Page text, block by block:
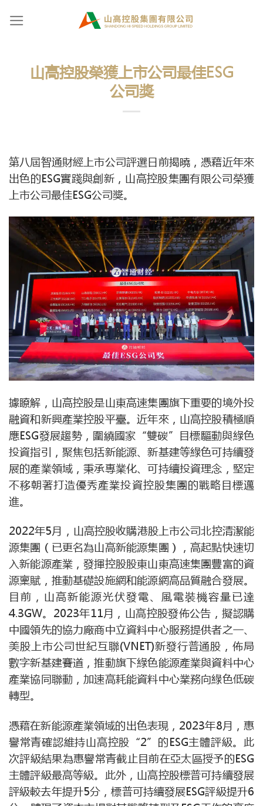
山高控股榮獲上市公司最佳ESG
公司獎
第八屆智通財經上市公司評選日前揭曉，憑藉近年來
出色的ESG實踐與創新，山高控股集團有限公司榮獲
上市公司最佳ESG公司獎。
據瞭解，山高控股是山東高速集團旗下重要的境外投
融資和新興產業控股平臺。近年來，山高控股積極順
應ESG發展趨勢，圍繞國家“雙碳”目標驅動與綠色
投資指引，聚焦包括新能源、新基建等綠色可持續發
展的產業領域，秉承專業化、可持續投資理念，堅定
不移朝著打造優秀產業投資控股集團的戰略目標邁
進。
2022年5月，山高控股收購港股上市公司北控清潔能
源集團（已更名為山高新能源集團），高起點快速切
入新能源產業，發揮控股股東山東高速集團豐富的資
源稟賦，推動基礎設施網和能源網高品質融合發展。
目前，山高新能源光伏發電、風電裝機容量已達
4.3GW。2023年11月，山高控股發佈公告，擬認購
中國領先的協力廠商中立資料中心服務提供者之一、
美股上市公司世紀互聯(VNET)新發行普通股，佈局
數字新基建賽道，推動旗下綠色能源產業與資料中心
產業協同聯動，加速高耗能資料中心業務向綠色低碳
轉型。
憑藉在新能源產業領域的出色表現，2023年8月，惠
譽常青確認維持山高控股“2”的ESG主體評級。此
次評級結果為惠譽常青截止目前在亞太區授予的ESG
主體評級最高等級。此外，山高控股標普可持續發展
評級較去年提升5分，標普可持續發展ESG評級提升6